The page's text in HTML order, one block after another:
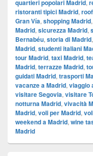
quartieri popolari Madrid,
ristoranti tipici Madrid,
Gran Vía, shopping Madrid,
Madrid, sicurezza Madrid,
Bernabéu, storia di Madrid,
Madrid, studenti italiani
tour Madrid, taxi Madrid,
Madrid, terrazze Madrid,
guidati Madrid, trasporti
vacanze a Madrid, viaggio
visitare Segovia, visitare
notturna Madrid, vivacità
Madrid, voli per Madrid,
weekend a Madrid, wine
Madrid